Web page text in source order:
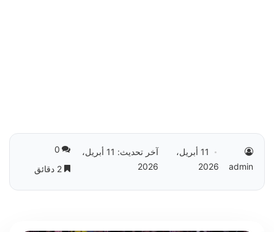
admin
11 أبريل،
2026
آخر تحديث: 11 أبريل،
2026
0
2 دقائق